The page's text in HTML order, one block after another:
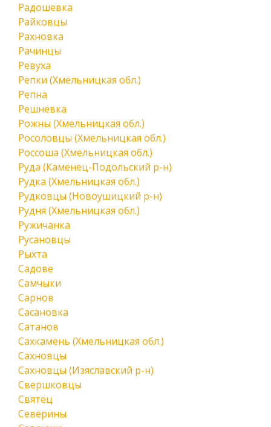
Радошевка
Райковцы
Рахновка
Рачинцы
Ревуха
Репки (Хмельницкая обл.)
Репна
Решневка
Рожны (Хмельницкая обл.)
Росоловцы (Хмельницкая обл.)
Россоша (Хмельницкая обл.)
Руда (Каменец-Подольский р-н)
Рудка (Хмельницкая обл.)
Рудковцы (Новоушицкий р-н)
Рудня (Хмельницкая обл.)
Ружичанка
Русановцы
Рыхта
Садове
Самчыки
Сарнов
Сасановка
Сатанов
Сахкамень (Хмельницкая обл.)
Сахновцы
Сахновцы (Изяславский р-н)
Свершковцы
Святец
Северины